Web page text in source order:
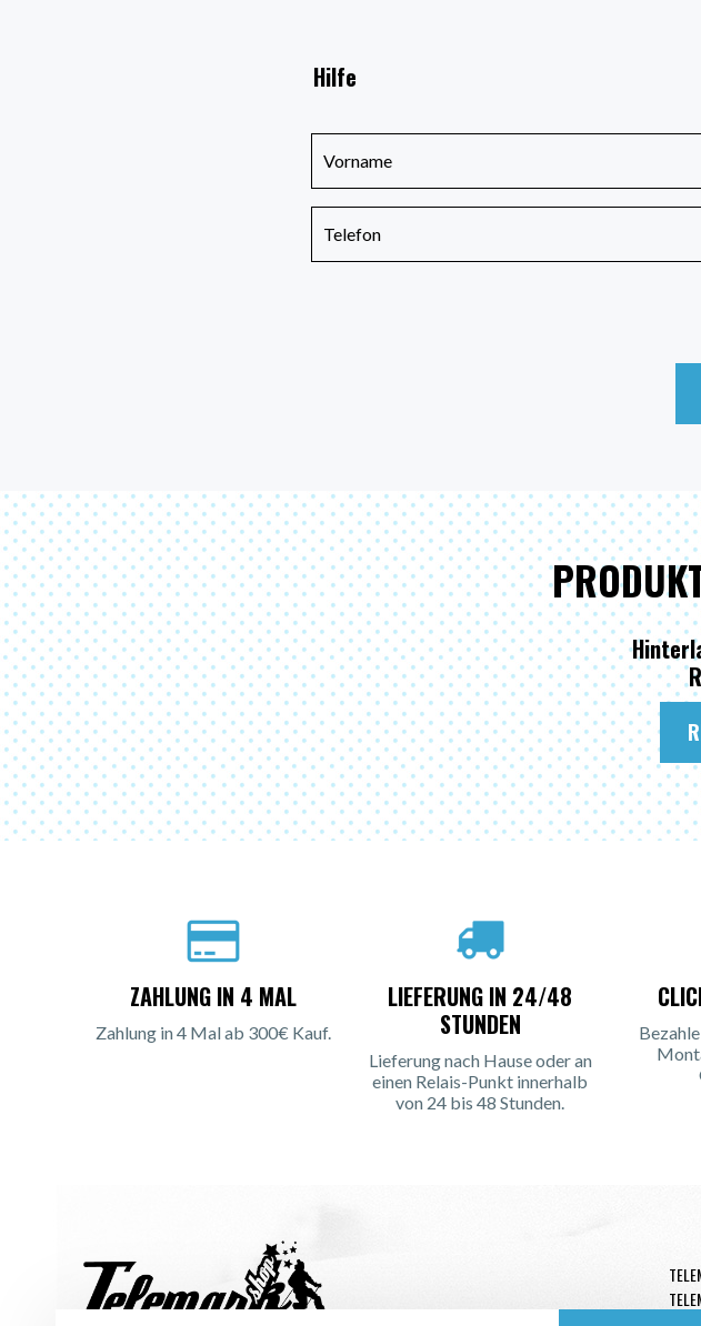
Hilfe
ZAHLUNG IN 4 MAL
Zahlung in 4 Mal ab 300€ Kauf.
LIEFERUNG IN 24/48
STUNDEN
Lieferung nach Hause oder an
einen Relais-Punkt innerhalb
von 24 bis 48 Stunden.